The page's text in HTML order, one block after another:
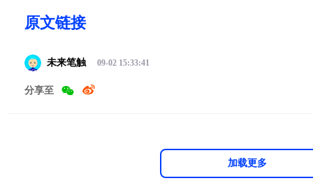
原文链接
未来笔触 09-02 15:33:41
分享至
加载更多